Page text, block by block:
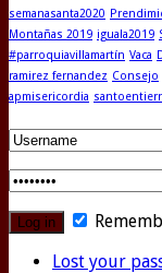
semanasanta2020
Montañas 2019 iguala2019
#parroquiavillamartín Vaca
ramirez fernandez Consejo
apmisericordia
Lost your